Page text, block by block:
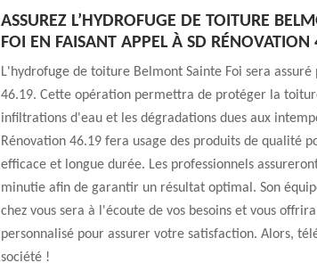
ASSUREZ L’HYDROFUGE DE TOITURE
FOI EN FAISANT APPEL À SD RÉNOVATION
L'hydrofuge de toiture Belmont Sainte Foi sera assuré
46.19. Cette opération permettra de protéger la
infiltrations d'eau et les dégradations dues aux
Rénovation 46.19 fera usage des produits de qualité
efficace et longue durée. Les professionnels
minutie afin de garantir un résultat optimal. Son
chez vous sera à l'écoute de vos besoins et vous
personnalisé pour assurer votre satisfaction. Alors,
société !